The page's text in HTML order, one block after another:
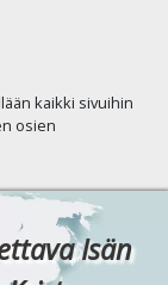
kaikki sivuihin
osien
Isän